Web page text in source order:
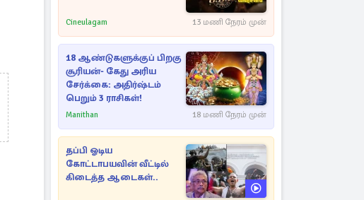
Cineulagam 13 மணி நேரம் முன்
18 ஆண்டுகளுக்குப் பிறகு
சூரியன்- கேது அரிய
சேர்க்கை: அதிர்ஷ்டம்
பெறும் 3 ராசிகள்!
Manithan 18 மணி நேரம் முன்
தப்பி ஓடிய
கோட்டாபயவின் வீட்டில்
கிடைத்த ஆடைகள்..